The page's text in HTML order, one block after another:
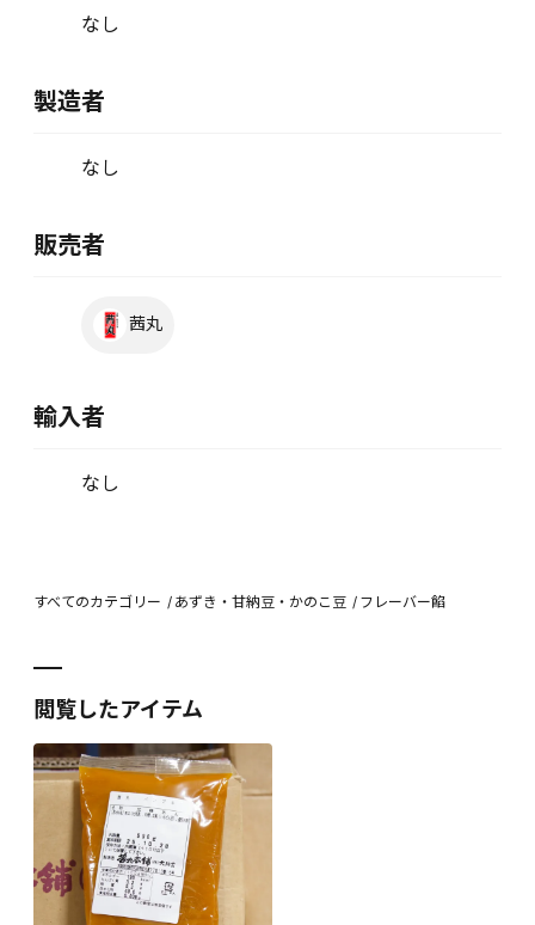
なし
製造者
なし
販売者
茜丸
輸入者
なし
すべてのカテゴリー あずき・甘納豆・かのこ豆 フレーバー餡
閲覧したアイテム